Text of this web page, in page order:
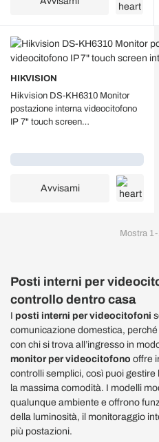
HIKVISION
Hikvision DS-KH6310 Monitor
postazione interna videocitofono
IP 7" touch screen
Avvisami
Mostra 1-
Posti interni per
controllo dentro casa
I posti interni per videocitofoni
comunicazione domestica,
con chi si trova all’ingresso in
monitor per videocitofono offre
controlli semplici, così puoi gestire
la massima comodità. I modelli
qualunque ambiente e offrono
della luminosità, il monitoraggio
più postazioni.